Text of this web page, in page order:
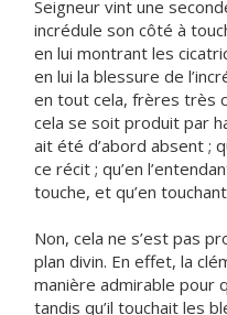
Seigneur vint une
incrédule son côté à
en lui montrant les
en lui la blessure de
en tout cela, frères très
cela se soit produit par
ait été d’abord absent ;
ce récit ; qu’en
touche, et qu’en
Non, cela ne s’est pas
plan divin. En effet, la
manière admirable pour
tandis qu’il touchait les